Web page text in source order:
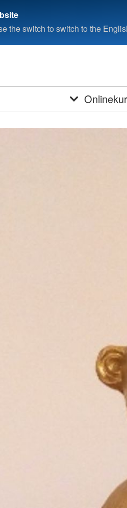
the switch to switch to the